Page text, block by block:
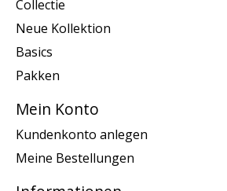
Collectie
Neue Kollektion
Basics
Pakken
Mein Konto
Kundenkonto anlegen
Meine Bestellungen